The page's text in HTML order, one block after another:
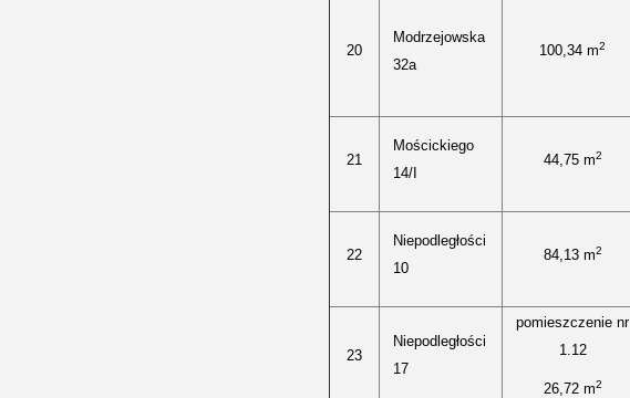
20
Modrzejowska
32a
100,34 m2
21
Mościckiego
14/I
44,75 m2
22
Niepodległości
10
84,13 m2
23
Niepodległości
17
pomieszczenie nr
1.12
26,72 m2